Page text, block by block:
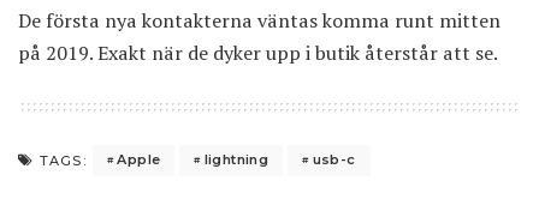
De första nya kontakterna väntas komma runt mitten
på 2019. Exakt när de dyker upp i butik återstår att se.
TAGS: Apple lightning usb-c